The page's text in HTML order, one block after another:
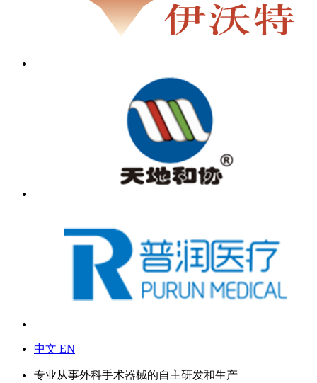
中文 EN
专业从事外科手术器械的自主研发和生产